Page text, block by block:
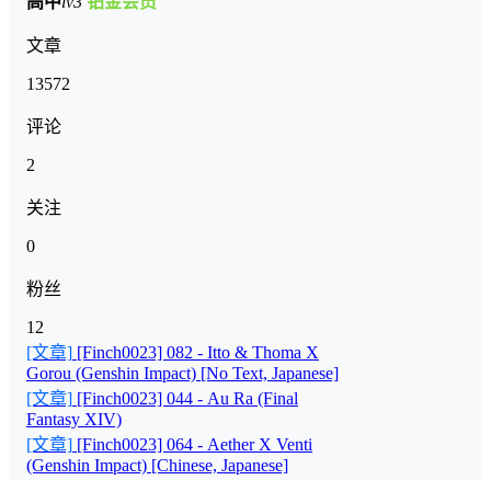
文章
13572
评论
2
关注
0
粉丝
12
[文章] [Finch0023] 082 - Itto & Thoma X
Gorou (Genshin Impact) [No Text, Japanese]
[文章] [Finch0023] 044 - Au Ra (Final
Fantasy XIV)
[文章] [Finch0023] 064 - Aether X Venti
(Genshin Impact) [Chinese, Japanese]